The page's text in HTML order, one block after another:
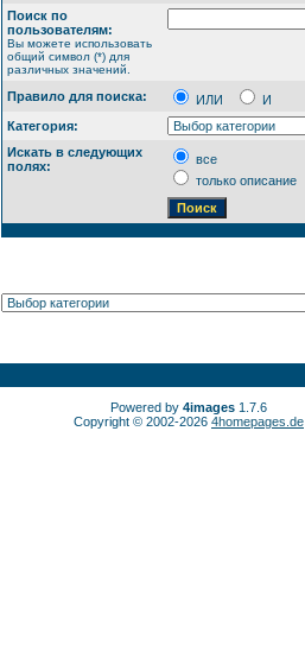
Поиск по
пользователям:
Вы можете использовать
общий символ (*) для
различных значений.
Правило для поиска: ИЛИ
И
Категория:
Искать в следующих
полях:
все
только описание
Powered by 4images 1.7.6
Copyright © 2002-2026 4homepages.de